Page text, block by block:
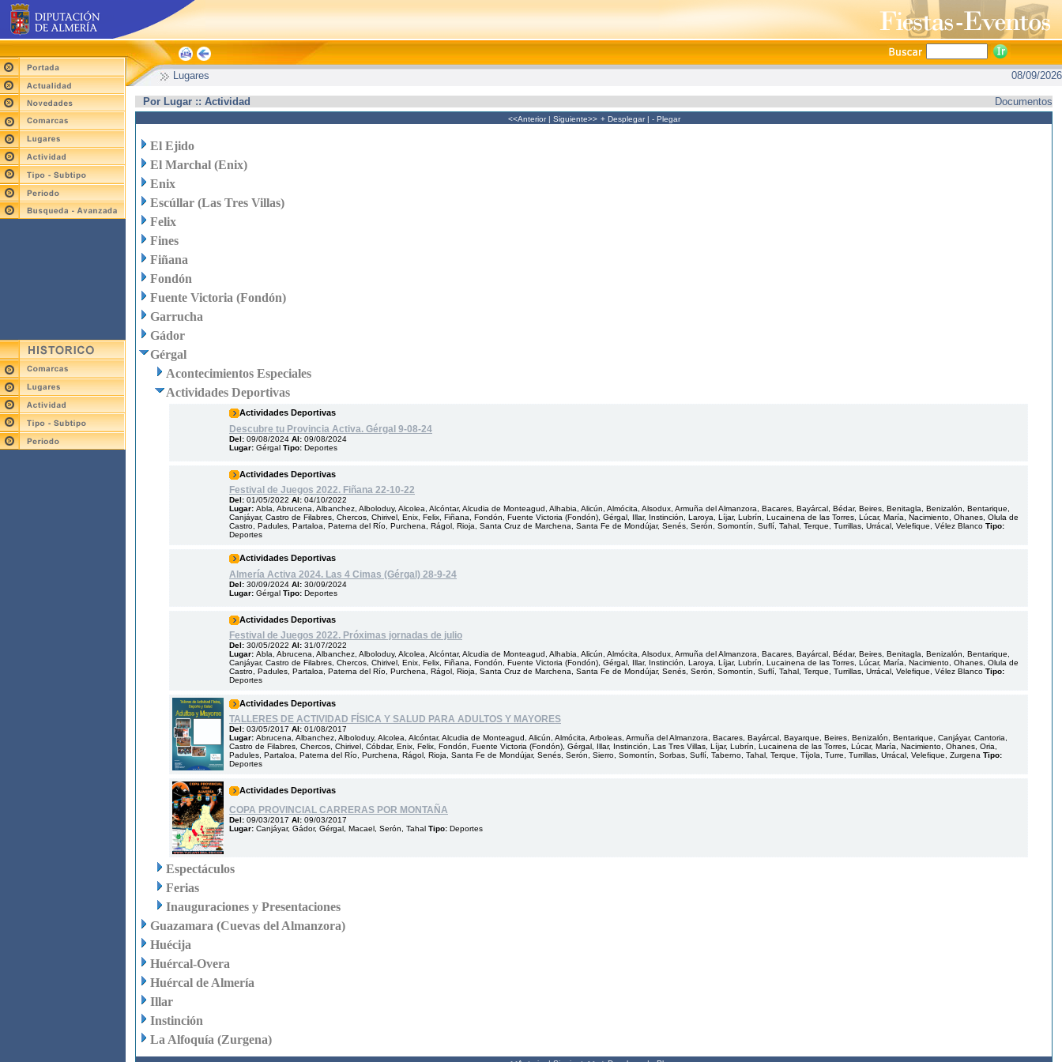
Lugares 08/09/2026
Por Lugar :: Actividad Documentos
<<Anterior| Siguiente>> + Desplegar| - Plegar
El Ejido
El Marchal (Enix)
Enix
Escúllar (Las Tres Villas)
Felix
Fines
Fiñana
Fondón
Fuente Victoria (Fondón)
Garrucha
Gádor
Gérgal
Acontecimientos Especiales
Actividades Deportivas
Actividades Deportivas
Descubre tu Provincia Activa. Gérgal 9-08-24
Del: 09/08/2024 Al: 09/08/2024
Lugar: Gérgal Tipo: Deportes
Actividades Deportivas
Festival de Juegos 2022. Fiñana 22-10-22
Del: 01/05/2022 Al: 04/10/2022
Lugar: Abla, Abrucena, Albanchez, Alboloduy, Alcolea, Alcóntar, Alcudia de Monteagud, Alhabia, Alicún, Almócita, Alsodux, Armuña del Almanzora, Bacares, Bayárcal, Bédar, Beires, Benitagla, Benizalón, Bentarique,
Canjáyar, Castro de Filabres, Chercos, Chirivel, Enix, Felix, Fiñana, Fondón, Fuente Victoria (Fondón), Gérgal, Illar, Instinción, Laroya, Líjar, Lubrín, Lucainena de las Torres, Lúcar, María, Nacimiento, Ohanes, Olula de
Castro, Padules, Partaloa, Paterna del Río, Purchena, Rágol, Rioja, Santa Cruz de Marchena, Santa Fe de Mondújar, Senés, Serón, Somontín, Suflí, Tahal, Terque, Turrillas, Urrácal, Velefique, Vélez Blanco Tipo:
Deportes
Actividades Deportivas
Almería Activa 2024. Las 4 Cimas (Gérgal) 28-9-24
Del: 30/09/2024 Al: 30/09/2024
Lugar: Gérgal Tipo: Deportes
Actividades Deportivas
Festival de Juegos 2022. Próximas jornadas de julio
Del: 30/05/2022 Al: 31/07/2022
Lugar: Abla, Abrucena, Albanchez, Alboloduy, Alcolea, Alcóntar, Alcudia de Monteagud, Alhabia, Alicún, Almócita, Alsodux, Armuña del Almanzora, Bacares, Bayárcal, Bédar, Beires, Benitagla, Benizalón, Bentarique,
Canjáyar, Castro de Filabres, Chercos, Chirivel, Enix, Felix, Fiñana, Fondón, Fuente Victoria (Fondón), Gérgal, Illar, Instinción, Laroya, Líjar, Lubrín, Lucainena de las Torres, Lúcar, María, Nacimiento, Ohanes, Olula de
Castro, Padules, Partaloa, Paterna del Río, Purchena, Rágol, Rioja, Santa Cruz de Marchena, Santa Fe de Mondújar, Senés, Serón, Somontín, Suflí, Tahal, Terque, Turrillas, Urrácal, Velefique, Vélez Blanco Tipo:
Deportes
Actividades Deportivas
TALLERES DE ACTIVIDAD FÍSICA Y SALUD PARA ADULTOS Y MAYORES
Del: 03/05/2017 Al: 01/08/2017
Lugar: Abrucena, Albanchez, Alboloduy, Alcolea, Alcóntar, Alcudia de Monteagud, Alicún, Almócita, Arboleas, Armuña del Almanzora, Bacares, Bayárcal, Bayarque, Beires, Benizalón, Bentarique, Canjáyar, Cantoria,
Castro de Filabres, Chercos, Chirivel, Cóbdar, Enix, Felix, Fondón, Fuente Victoria (Fondón), Gérgal, Illar, Instinción, Las Tres Villas, Líjar, Lubrín, Lucainena de las Torres, Lúcar, María, Nacimiento, Ohanes, Oria,
Padules, Partaloa, Paterna del Río, Purchena, Rágol, Rioja, Santa Fe de Mondújar, Senés, Serón, Sierro, Somontín, Sorbas, Suflí, Taberno, Tahal, Terque, Tíjola, Turre, Turrillas, Urrácal, Velefique, Zurgena Tipo:
Deportes
Actividades Deportivas
COPA PROVINCIAL CARRERAS POR MONTAÑA
Del: 09/03/2017 Al: 09/03/2017
Lugar: Canjáyar, Gádor, Gérgal, Macael, Serón, Tahal Tipo: Deportes
Espectáculos
Ferias
Inauguraciones y Presentaciones
Guazamara (Cuevas del Almanzora)
Huécija
Huércal-Overa
Huércal de Almería
Illar
Instinción
La Alfoquía (Zurgena)